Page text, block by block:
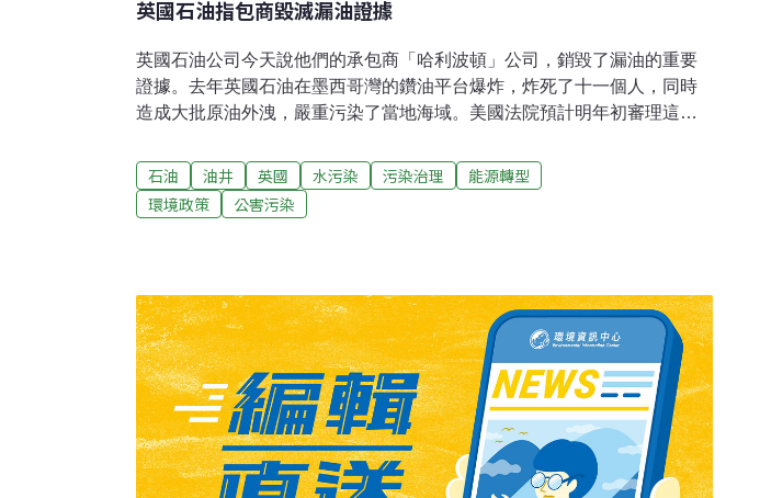
英國石油指包商毀滅漏油證據
英國石油公司今天說他們的承包商「哈利波頓」公司，銷毀了漏油的重要
證據。去年英國石油在墨西哥灣的鑽油平台爆炸，炸死了十一個人，同時
造成大批原油外洩，嚴重污染了當地海域。美國法院預計明年初審理這起
報告，企圖消滅證據。哈利波頓公司發言人說，英國石油的說法毫無根
據。
石油 油井 英國 水污染 污染治理
能源轉型
環境政策
公害污染